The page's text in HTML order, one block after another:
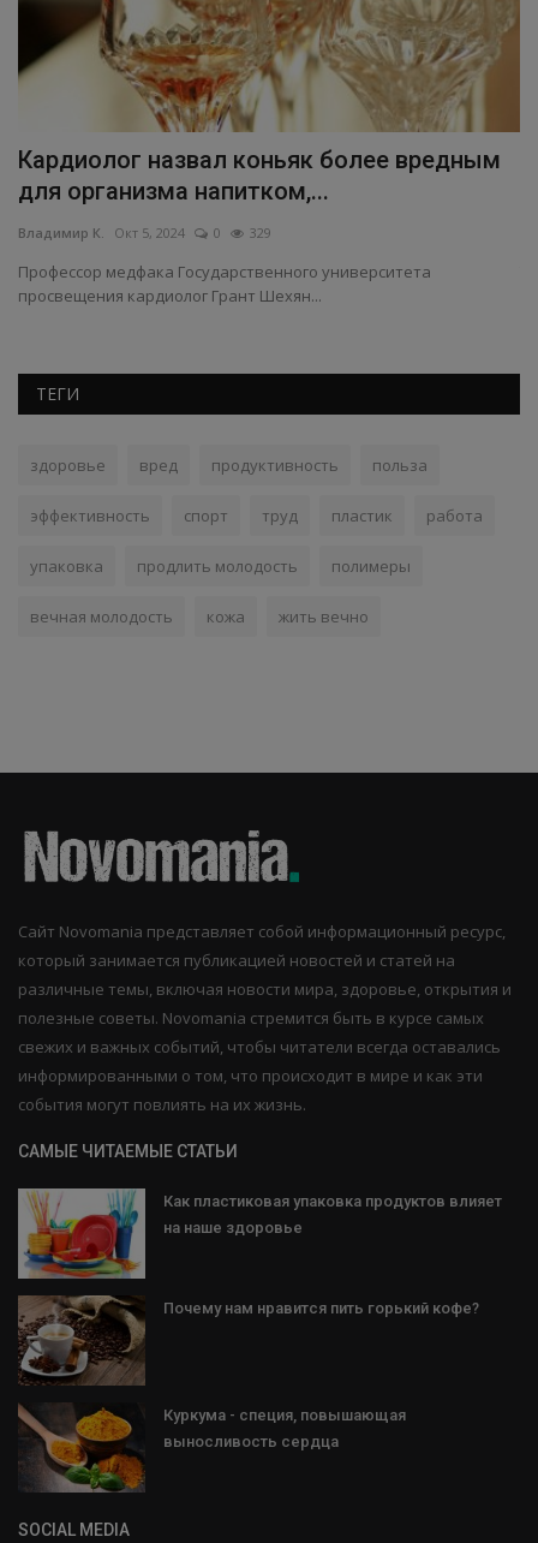
Кардиолог назвал коньяк более вредным
для организма напитком,...
Владимир К. Окт 5, 2024 0 329
Профессор медфака Государственного университета
просвещения кардиолог Грант Шехян...
ТЕГИ
здоровье вред продуктивность польза
эффективность спорт труд пластик работа
упаковка продлить молодость полимеры
вечная молодость кожа жить вечно
Сайт Novomania представляет собой информационный ресурс,
который занимается публикацией новостей и статей на
различные темы, включая новости мира, здоровье, открытия и
полезные советы. Novomania стремится быть в курсе самых
свежих и важных событий, чтобы читатели всегда оставались
информированными о том, что происходит в мире и как эти
события могут повлиять на их жизнь.
САМЫЕ ЧИТАЕМЫЕ СТАТЬИ
Как пластиковая упаковка продуктов влияет
на наше здоровье
Почему нам нравится пить горький кофе?
Куркума - специя, повышающая
выносливость сердца
SOCIAL MEDIA